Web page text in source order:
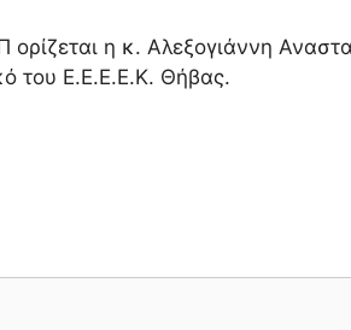
η κ. Αλεξογιάννη
του Ε.Ε.Ε.Ε.Κ. Θήβας.